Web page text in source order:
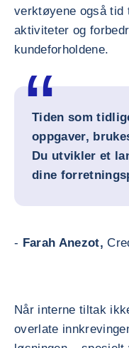
verktøyene også tid
aktiviteter og
kundeforholdene.
Tiden som
oppgaver,
Du utvikler et
dine
- Farah Anezot,
Når interne tiltak
overlate